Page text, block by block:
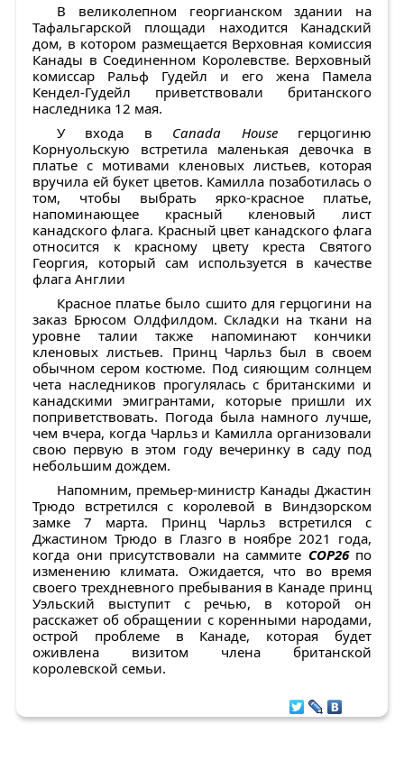
В великолепном георгианском здании на
Тафальгарской площади находится Канадский
дом, в котором размещается Верховная комиссия
Канады в Соединенном Королевстве. Верховный
комиссар Ральф Гудейл и его жена Памела
Кендел-Гудейл приветствовали британского
наследника 12 мая.
У входа в Canada Houseгерцогиню
Корнуольскую встретила маленькая девочка в
платье с мотивами кленовых листьев, которая
вручила ей букет цветов. Камилла позаботилась о
том, чтобы выбрать ярко-красное платье,
напоминающее красный кленовый лист
канадского флага. Красный цвет канадского флага
относится к красному цвету креста Святого
Георгия, который сам используется в качестве
флага Англии
Красное платье было сшито для герцогини на
заказ Брюсом Олдфилдом. Складки на ткани на
уровне талии также напоминают кончики
кленовых листьев. Принц Чарльз был в своем
обычном сером костюме. Под сияющим солнцем
чета наследников прогулялась с британскими и
канадскими эмигрантами, которые пришли их
поприветствовать. Погода была намного лучше,
чем вчера, когда Чарльз и Камилла организовали
свою первую в этом году вечеринку в саду под
небольшим дождем.
Напомним, премьер-министр Канады Джастин
Трюдо встретился с королевой в Виндзорском
замке 7 марта. Принц Чарльз встретился с
Джастином Трюдо в Глазго в ноябре 2021 года,
когда они присутствовали на саммите COP26по
изменению климата. Ожидается, что во время
своего трехдневного пребывания в Канаде принц
Уэльский выступит с речью, в которой он
расскажет об обращении с коренными народами,
острой проблеме в Канаде, которая будет
оживлена визитом члена британской
королевской семьи.